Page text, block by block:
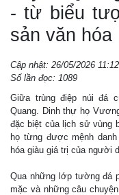
- từ biểu
sản văn hóa
Cập nhật: 26/05/2026
Số lần đọc: 1089
Giữa trùng điệp núi đá
Quang. Dinh thự họ
đặc biệt của lịch sử vùng
họ từng được mệnh
hóa giàu giá trị của người
Qua những lớp tường đá
mặc và những câu